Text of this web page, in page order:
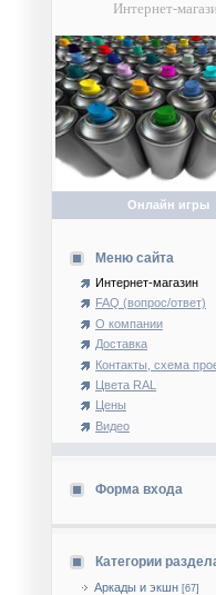
Интернет-
Онлайн игры
Меню сайта
Интернет-магазин
FAQ (вопрос/ответ)
О компании
Доставка
Контакты, схема
Цвета RAL
Цены
Видео
Форма входа
Категории
Аркады и экшн [67]